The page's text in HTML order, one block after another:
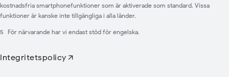
kostnadsfria smartphonefunktioner som är aktiverade som standard. Vissa
funktioner är kanske inte tillgängliga i alla länder.
5 För närvarande har vi endast stöd för engelska.
Integritetspolicy